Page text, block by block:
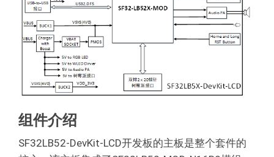
组件介绍
SF32LB52-DevKit-LCD开发板的主板是整个套件的